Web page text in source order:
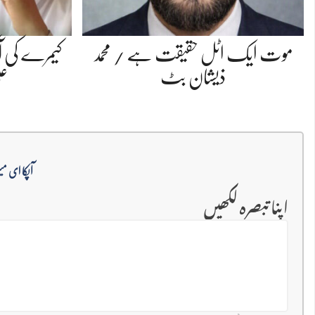
موت ایک اٹل حقیقت ہے / محمد
ذیشان بٹ
کیمرے کی
آپکا ای
اپنا تبصرہ لکھیں